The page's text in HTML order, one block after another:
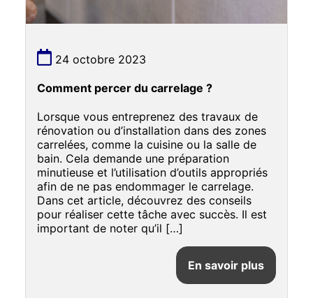
24 octobre 2023
Comment percer du carrelage ?
Lorsque vous entreprenez des travaux de
rénovation ou d’installation dans des zones
carrelées, comme la cuisine ou la salle de
bain. Cela demande une préparation
minutieuse et l’utilisation d’outils appropriés
afin de ne pas endommager le carrelage.
Dans cet article, découvrez des conseils
pour réaliser cette tâche avec succès. Il est
important de noter qu’il […]
En savoir plus